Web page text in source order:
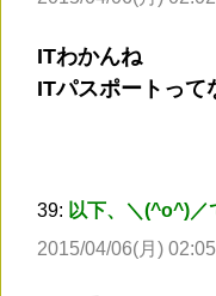
ITわかんね
ITパスポートって
39: 以下、＼(^o^)／
2015/04/06(月)